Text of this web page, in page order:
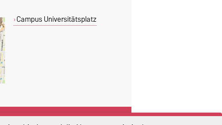
Campus Universitätsplatz
DIESE SEITE